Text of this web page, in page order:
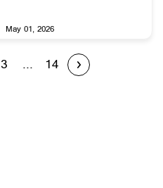
May 01, 2026
3 ... 14